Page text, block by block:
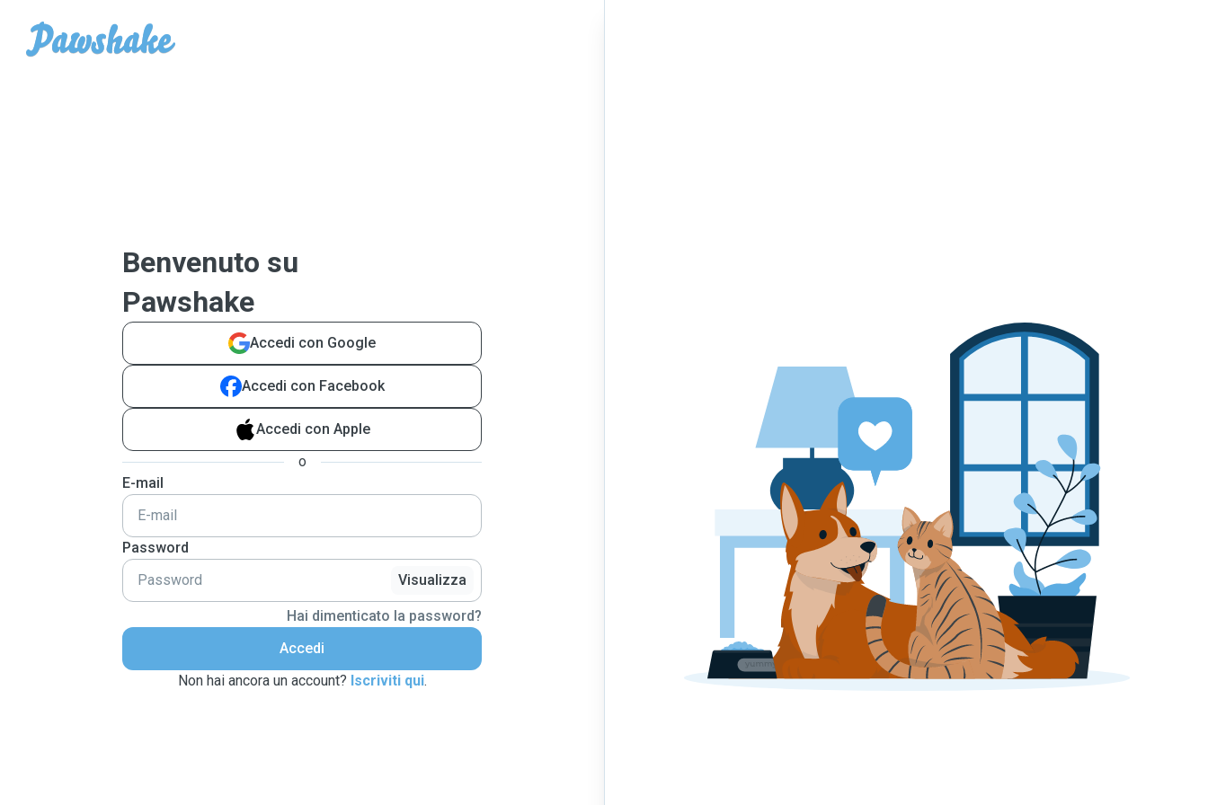
Benvenuto su
Pawshake
Accedi con Google
Accedi con Facebook
Accedi con Apple
o
E-mail
Password
Visualizza
Hai dimenticato la password?
Accedi
Non hai ancora un account? Iscriviti qui.